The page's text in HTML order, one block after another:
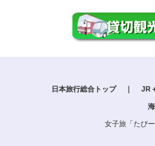
日本旅行総合トップ JR
女子旅「たびー